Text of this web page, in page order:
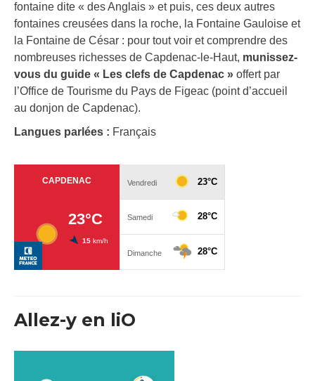
fontaine dite « des Anglais » et puis, ces deux autres
fontaines creusées dans la roche, la Fontaine Gauloise et
la Fontaine de César : pour tout voir et comprendre des
nombreuses richesses de Capdenac-le-Haut, munissez-
vous du guide « Les clefs de Capdenac » offert par
l’Office de Tourisme du Pays de Figeac (point d’accueil
au donjon de Capdenac).
Langues parlées : Français
Allez-y en liO